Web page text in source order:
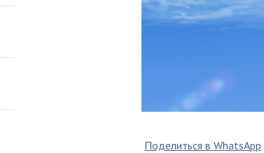
Поделиться в WhatsApp